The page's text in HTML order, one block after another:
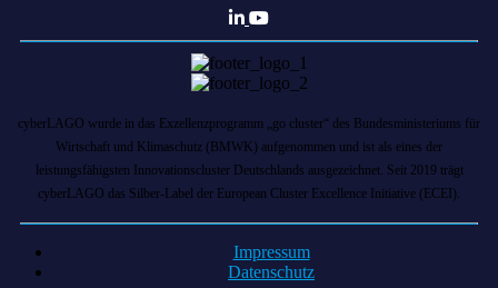
cyberLAGO wurde in das Exzellenzprogramm „go cluster“ des Bundesministeriums für
Wirtschaft und Klimaschutz (BMWK) aufgenommen und ist als eines der
leistungsfähigsten Innovationscluster Deutschlands ausgezeichnet. Seit 2019 trägt
cyberLAGO das Silber-Label der European Cluster Excellence Initiative (ECEI).
Impressum
Datenschutz